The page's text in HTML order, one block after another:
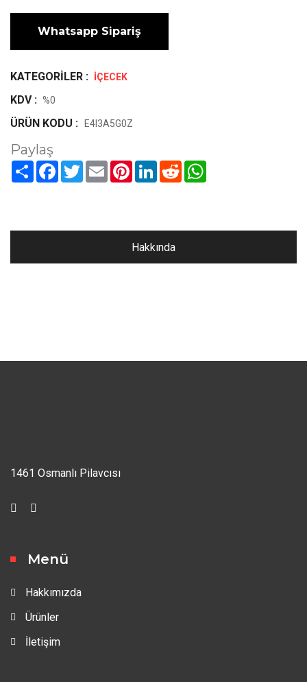
Whatsapp Sipariş
KATEGORILER : İÇECEK
KDV : %0
ÜRÜN KODU : E4I3A5G0Z
Paylaş
PaylaşFacebookTwitterEmail PinterestLinkedInReddit
Hakkında
1461 Osmanlı Pilavcısı
Menü
Hakkımızda
Ürünler
İletişim